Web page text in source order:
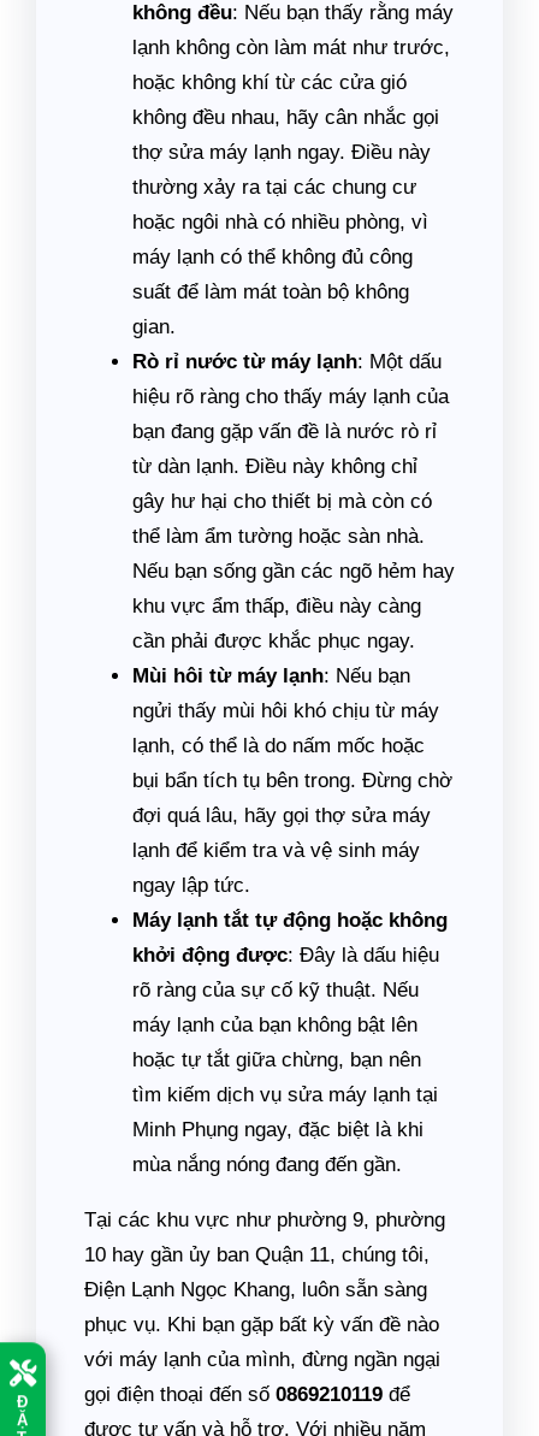
Đ
Ặ
không đều: Nếu bạn thấy rằng máy
lạnh không còn làm mát như trước,
hoặc không khí từ các cửa gió
không đều nhau, hãy cân nhắc gọi
thợ sửa máy lạnh ngay. Điều này
thường xảy ra tại các chung cư
hoặc ngôi nhà có nhiều phòng, vì
máy lạnh có thể không đủ công
suất để làm mát toàn bộ không
gian.
Rò rỉ nước từ máy lạnh: Một dấu
hiệu rõ ràng cho thấy máy lạnh của
bạn đang gặp vấn đề là nước rò rỉ
từ dàn lạnh. Điều này không chỉ
gây hư hại cho thiết bị mà còn có
thể làm ẩm tường hoặc sàn nhà.
Nếu bạn sống gần các ngõ hẻm hay
khu vực ẩm thấp, điều này càng
cần phải được khắc phục ngay.
Mùi hôi từ máy lạnh: Nếu bạn
ngửi thấy mùi hôi khó chịu từ máy
lạnh, có thể là do nấm mốc hoặc
bụi bẩn tích tụ bên trong. Đừng chờ
đợi quá lâu, hãy gọi thợ sửa máy
lạnh để kiểm tra và vệ sinh máy
ngay lập tức.
Máy lạnh tắt tự động hoặc không
khởi động được: Đây là dấu hiệu
rõ ràng của sự cố kỹ thuật. Nếu
máy lạnh của bạn không bật lên
hoặc tự tắt giữa chừng, bạn nên
tìm kiếm dịch vụ sửa máy lạnh tại
Minh Phụng ngay, đặc biệt là khi
mùa nắng nóng đang đến gần.
Tại các khu vực như phường 9, phường
10 hay gần ủy ban Quận 11, chúng tôi,
Điện Lạnh Ngọc Khang, luôn sẵn sàng
phục vụ. Khi bạn gặp bất kỳ vấn đề nào
với máy lạnh của mình, đừng ngần ngại
gọi điện thoại đến số 0869210119 để
được tư vấn và hỗ trợ. Với nhiều năm